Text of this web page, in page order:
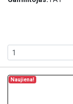
Naujiena!